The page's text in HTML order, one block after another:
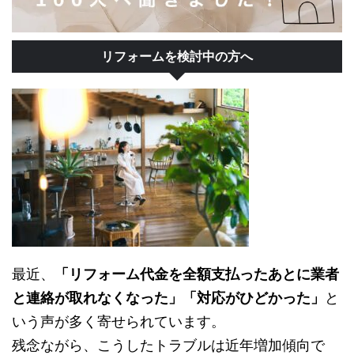
リフォームを検討中の方へ
最近、
「リフォーム代金を全額支払ったあとに業者
と連絡が取れなくなった」「対応がひどかった」
と
いう声が多く寄せられています。
残念ながら、こうしたトラブルは近年増加傾向で